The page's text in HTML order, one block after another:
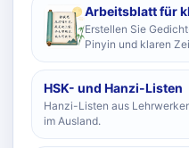
Arbeitsblatt für
Erstellen Sie
Pinyin und klaren
HSK- und Hanzi-Listen
Hanzi-Listen aus
im Ausland.